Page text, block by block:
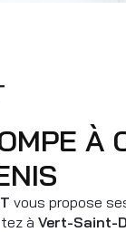
vous propose
à Vert-Saint-